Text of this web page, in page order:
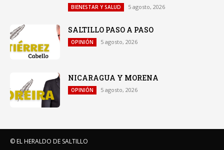
BIENESTAR Y SALUD 5 agosto, 2026
SALTILLO PASO A PASO
OPINIÓN 5 agosto, 2026
NICARAGUA Y MORENA
OPINIÓN 5 agosto, 2026
© EL HERALDO DE SALTILLO